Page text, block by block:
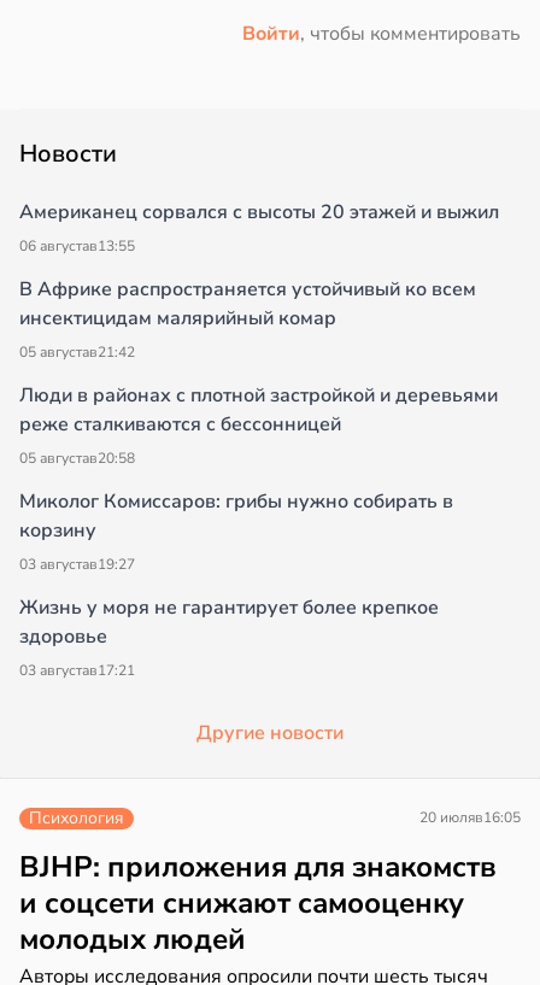
Войти, чтобы комментировать
Новости
Американец сорвался с высоты 20 этажей и выжил
06 августав13:55
В Африке распространяется устойчивый ко всем
инсектицидам малярийный комар
05 августав21:42
Люди в районах с плотной застройкой и деревьями
реже сталкиваются с бессонницей
05 августав20:58
Миколог Комиссаров: грибы нужно собирать в
корзину
03 августав19:27
Жизнь у моря не гарантирует более крепкое
здоровье
03 августав17:21
Другие новости
Психология 20 июляв16:05
BJHP: приложения для знакомств
и соцсети снижают самооценку
молодых людей
Авторы исследования опросили почти шесть тысяч